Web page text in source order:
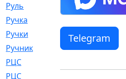
Руль
[12]
Ручка
Ручки
[3]
Ручник
[11]
РЦC
РЦС
Telegram